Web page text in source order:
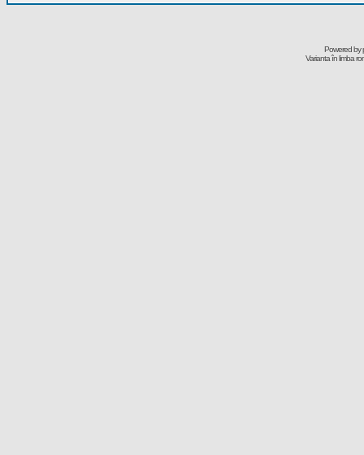
Powered by
Varianta în limba